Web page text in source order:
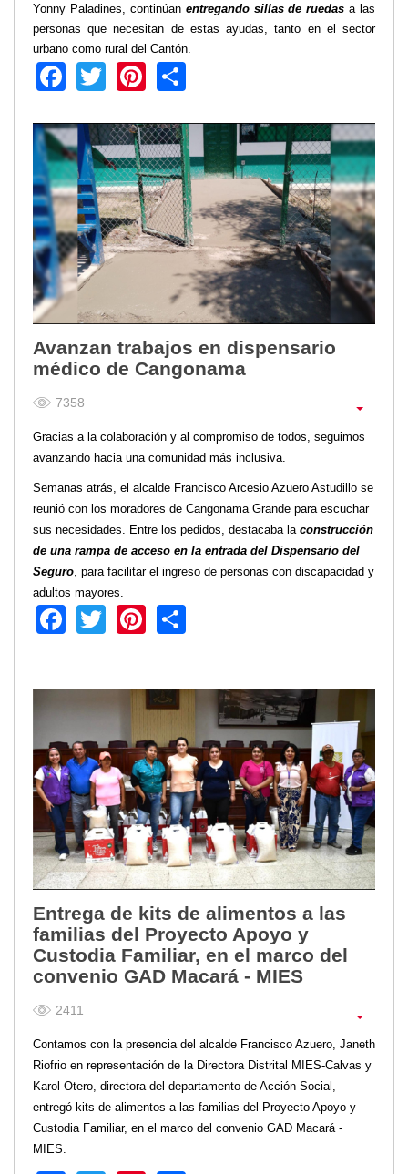
Yonny Paladines, continúan entregando sillas de ruedas a las
personas que necesitan de estas ayudas, tanto en el sector
urbano como rural del Cantón.
Facebook
TwitterPinterest
Avanzan trabajos en dispensario
médico de Cangonama
7358
Gracias a la colaboración y al compromiso de todos, seguimos
avanzando hacia una comunidad más inclusiva.
Semanas atrás, el alcalde Francisco Arcesio Azuero Astudillo se
reunió con los moradores de Cangonama Grande para escuchar
sus necesidades. Entre los pedidos, destacaba la construcción
de una rampa de acceso en la entrada del Dispensario del
Seguro , para facilitar el ingreso de personas con discapacidad y
adultos mayores.
Facebook
TwitterPinterest
Entrega de kits de alimentos a las
familias del Proyecto Apoyo y
Custodia Familiar, en el marco del
convenio GAD Macará - MIES
2411
Contamos con la presencia del alcalde Francisco Azuero, Janeth
Riofrio en representación de la Directora Distrital MIES-Calvas y
Karol Otero, directora del departamento de Acción Social,
entregó kits de alimentos a las familias del Proyecto Apoyo y
Custodia Familiar, en el marco del convenio GAD Macará -
MIES.
2022
2021
2020
2019
2017
2016
Protección de Derechos
Empresa Pública de Vivienda
2021
2020
2017
2015
GAD Macará
Empresa Pública de Vivienda
Biblioteca
P.D.L - P.D.O.T.
Ordenanzas/Resoluciones
Cumplimiento LOTAIP
Concurso de Méritos
Concursos 2016
Servicio